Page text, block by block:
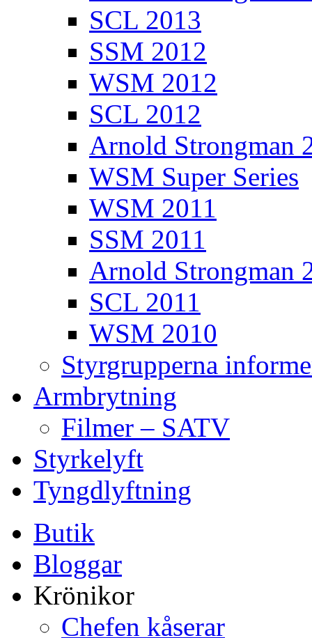
SCL 2013
SSM 2012
WSM 2012
SCL 2012
Arnold Strongman
WSM Super Series
WSM 2011
SSM 2011
Arnold Strongman
SCL 2011
WSM 2010
Styrgrupperna
Armbrytning
Filmer – SATV
Styrkelyft
Tyngdlyftning
Butik
Bloggar
Krönikor
Chefen kåserar